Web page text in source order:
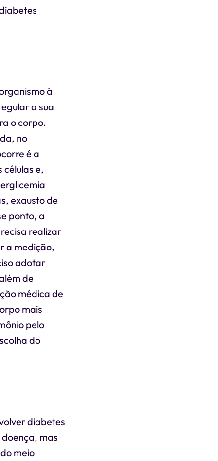
à
a sua
o corpo.
no
é a
células e,
exausto de
ponto, a
realizar
a medição,
adotar
de
médica de
mais
pelo
do
diabetes
mas
meio